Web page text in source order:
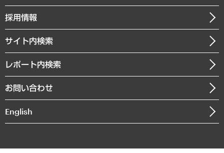
GRC（ガバナンス・リスク・コンプライアンス）・防災（政策）
経済・産業・雇用・労働
まちづくり・観光・交通・スポーツ・スマートシティ
自然資源・農林水産業・食料システム
経営用語集
受託・受注実績（官公庁関連）
メディア掲載・出演
社長メッセージ
会社概要
沿革
組織図・本部部室紹介
インドネシア現地法人
個人情報保護方針
ニュースリリース
お知らせ
採用情報
サイト内検索
レポート内検索
お問い合わせ
English